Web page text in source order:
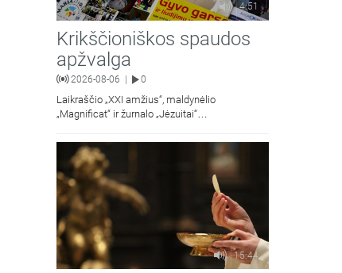
4:51
Krikščioniškos spaudos
apžvalga
2026-08-06 0
Laikraščio „XXI amžius“, maldynėlio
„Magnificat“ ir žurnalo „Jėzuitai“
15:44